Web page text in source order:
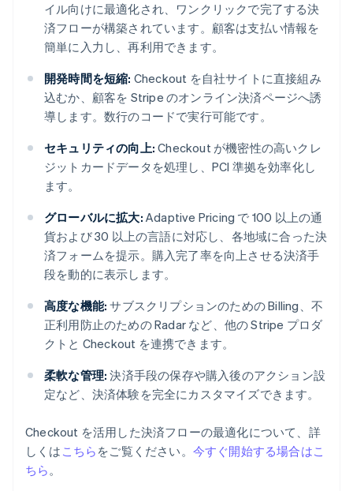
イル向けに最適化され、ワンクリックで完了する決
済フローが構築されています。顧客は支払い情報を
簡単に入力し、再利用できます。
開発時間を短縮: Checkout を自社サイトに直接組み
込むか、顧客を Stripe のオンライン決済ページへ誘
導します。数行のコードで実行可能です。
セキュリティの向上: Checkout が機密性の高いクレ
ジットカードデータを処理し、PCI 準拠を効率化し
ます。
グローバルに拡大: Adaptive Pricing で 100 以上の通
貨および 30 以上の言語に対応し、各地域に合った決
済フォームを提示。購入完了率を向上させる決済手
段を動的に表示します。
高度な機能: サブスクリプションのための Billing、不
正利用防止のための Radar など、他の Stripe プロダ
クトと Checkout を連携できます。
柔軟な管理: 決済手段の保存や購入後のアクション設
定など、決済体験を完全にカスタマイズできます。
Checkout を活用した決済フローの最適化について、詳
しくは こちら をご覧ください。 今すぐ開始する場合はこ
ちら。